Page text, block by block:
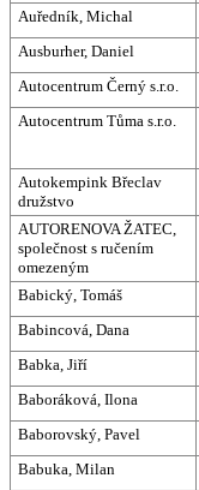
Auředník, Michal
Ausburher, Daniel
Autocentrum Černý s.r.o.
Autocentrum Tůma s.r.o.
Autokempink Břeclav
družstvo
AUTORENOVA ŽATEC,
společnost s ručením
omezeným
Babický, Tomáš
Babincová, Dana
Babka, Jiří
Baboráková, Ilona
Baborovský, Pavel
Babuka, Milan